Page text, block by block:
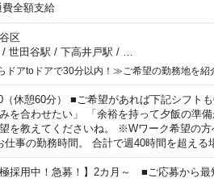
費全額支給
区
/ 世田谷駅 / 下高井戸駅 /
ドアtoドアで30分以内！≫ご希望の勤務地を紹
（休憩60分） ■ご希望があれば下記シフト
みを合わせたい」 「余裕を持って夕飯の準
を教えてくださいね。 ※Wワーク希望の方
仕事の勤務時間。 合計で週40時間を超える
極採用中！急募！】2カ月～ ■ご応募から最